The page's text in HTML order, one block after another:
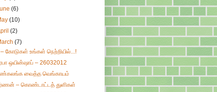
(6)
(10)
(2)
(7)
கோடுகள் உங்கள் நெற்றியில்...!
ஒயின்ஷாப் – 26032012
வைத்த வெங்காயம்
– கொண்டாட்டத் துளிகள்